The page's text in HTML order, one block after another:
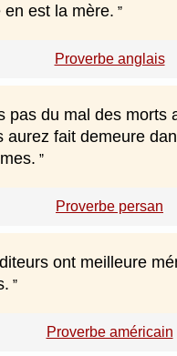
en est la mère.
Proverbe anglais
pas du mal des morts
aurez fait demeure
Proverbe persan
ont meilleure
Proverbe américain